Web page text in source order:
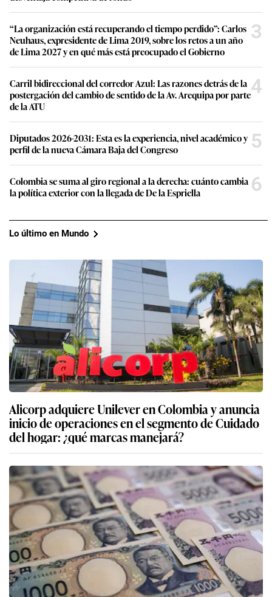
“La organización está recuperando el tiempo perdido”: Carlos
Neuhaus, expresidente de Lima 2019, sobre los retos a un año
de Lima 2027 y en qué más está preocupado el Gobierno
3
Carril bidireccional del corredor Azul: Las razones detrás de la
postergación del cambio de sentido de la Av. Arequipa por parte
de la ATU
4
Diputados 2026-2031: Esta es la experiencia, nivel académico y
perfil de la nueva Cámara Baja del Congreso
5
Colombia se suma al giro regional a la derecha: cuánto cambia
la política exterior con la llegada de De la Espriella
6
Lo último en Mundo
Alicorp adquiere Unilever en Colombia y anuncia
inicio de operaciones en el segmento de Cuidado
del hogar: ¿qué marcas manejará?